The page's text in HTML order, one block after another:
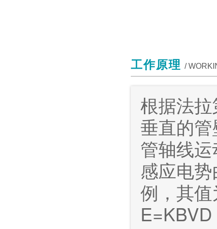
工作原理 /
根据法
垂直的
管轴线
感应电
例，其
E=KBVD